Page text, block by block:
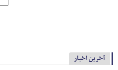
آخرین اخبار